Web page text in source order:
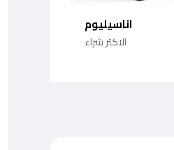
اناسيليوم
الاكثر شراء